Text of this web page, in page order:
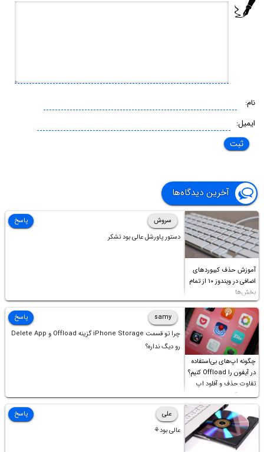
نام:
ایمیل:
آخرین دیدگاه‌ها
آموزش حذف کیبوردهای
اضافی در ویندوز ۱۰ از تمام
بخش‌ها
سروش
دستور پاورشل عالی بود تشکر
پاسخ
چگونه اپ‌های بی‌استفاده
در آیفون را Offload کنیم؟
تفاوت حذف و آفلود اپ
چیست؟
samy
چرا تو قسمت iPhone Storage گزینه Offload و Delete App
رو دیگ نداره؟
پاسخ
علی
عالی بود⚘
پاسخ